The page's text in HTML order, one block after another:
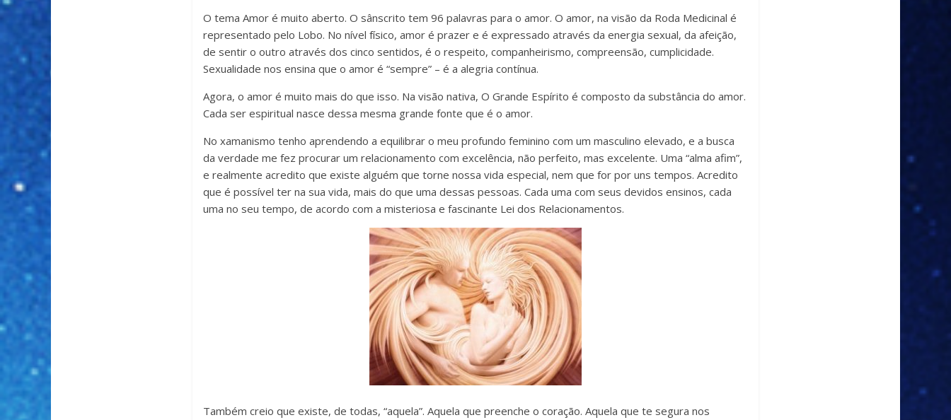
O tema Amor é muito aberto. O sânscrito tem 96 palavras para o amor. O amor, na visão da Roda Medicinal é
representado pelo Lobo. No nível físico, amor é prazer e é expressado através da energia sexual, da afeição,
de sentir o outro através dos cinco sentidos, é o respeito, companheirismo, compreensão, cumplicidade.
Sexualidade nos ensina que o amor é “sempre” – é a alegria contínua.
Agora, o amor é muito mais do que isso. Na visão nativa, O Grande Espírito é composto da substância do amor.
Cada ser espiritual nasce dessa mesma grande fonte que é o amor.
No xamanismo tenho aprendendo a equilibrar o meu profundo feminino com um masculino elevado, e a busca
da verdade me fez procurar um relacionamento com excelência, não perfeito, mas excelente. Uma “alma afim”,
e realmente acredito que existe alguém que torne nossa vida especial, nem que for por uns tempos. Acredito
que é possível ter na sua vida, mais do que uma dessas pessoas. Cada uma com seus devidos ensinos, cada
uma no seu tempo, de acordo com a misteriosa e fascinante Lei dos Relacionamentos.
Também creio que existe, de todas, “aquela”. Aquela que preenche o coração. Aquela que te segura nos